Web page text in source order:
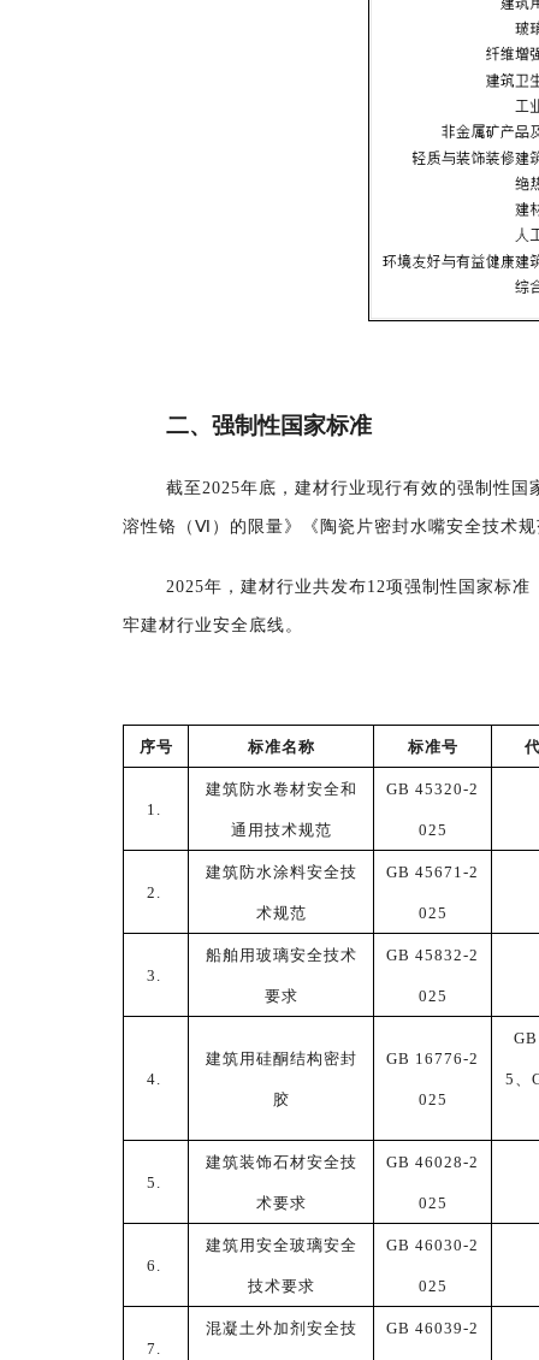
二、强制性国家标准
截至 2025年底， 建材行业现行有效的强制性 国
溶性铬（Ⅵ）的限量》《陶瓷片密封水嘴安全技术
2025年，建材行业共发布12项强制性国家标准
牢建材行业安全底线。
序号 标准名称 标准号
1.
建筑防水卷材安全和
通用技术规范
GB 45320-2
025
2.
建筑防水涂料安全技
术规范
GB 45671-2
025
3.
船舶用玻璃安全技术
要求
GB 45832-2
025
4.
建筑用硅酮结构密封
胶
GB 16776-2
025
GB
5 、
5.
建筑装饰石材安全技
术要求
GB 46028-2
025
6.
建筑用安全玻璃安全
技术要求
GB 46030-2
025
7.
混凝土外加剂安全技 GB 46039-2